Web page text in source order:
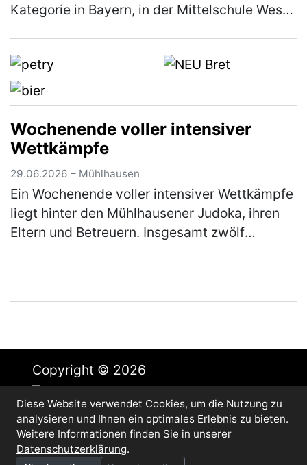
Kategorie in Bayern, in der Mittelschule West
Wochenende voller intensiver
Wettkämpfe
29.06.2026 – Mühlhausen
Ein Wochenende voller intensiver Wettkämpfe
liegt hinter den Mühlhausener Judoka, ihren
Eltern und Betreuern. Insgesamt zwölf
Copyright © 2026
Impressum
Datenschutz
Cookie-Einstellungen
Diese Website verwendet Cookies, um die Nutzung zu
analysieren und Ihnen ein optimales Erlebnis zu bieten.
Weitere Informationen finden Sie in unserer
Datenschutzerklärung.